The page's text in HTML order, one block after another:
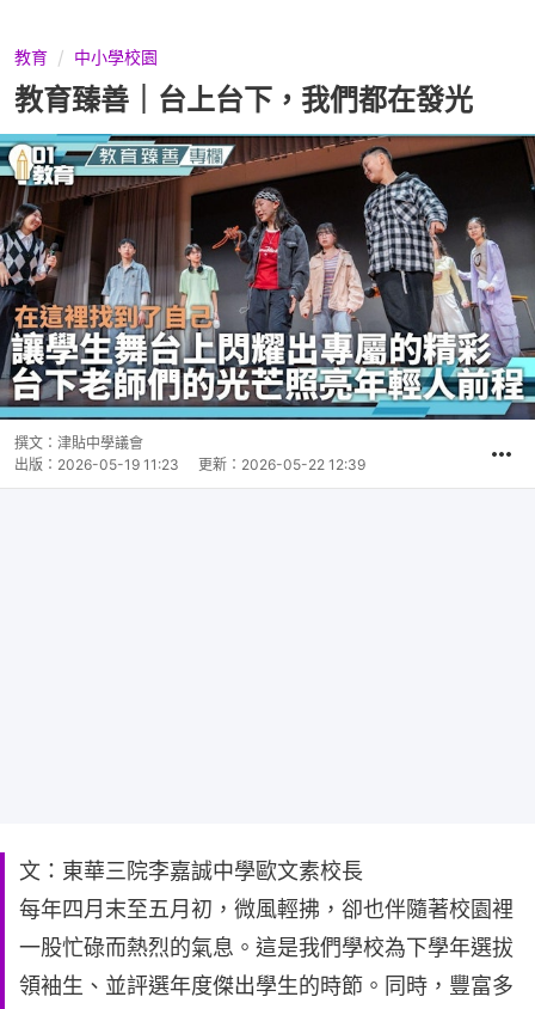
教育 中小學校園
教育臻善｜台上台下，我們都在發光
撰文： 津貼中學議會
出版： 2026-05-19 11:23 更新： 2026-05-22 12:39
文：東華三院李嘉誠中學歐文素校長
每年四月末至五月初，微風輕拂，卻也伴隨著校園裡
一股忙碌而熱烈的氣息。這是我們學校為下學年選拔
領袖生、並評選年度傑出學生的時節。同時，豐富多